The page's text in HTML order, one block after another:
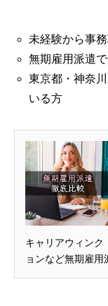
未経験から事
無期雇用派遣
東京都・神奈
いる方
キャリアウィンク
ョンなど無期雇用